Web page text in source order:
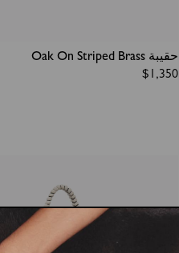
حقيبة Oak On Striped Brass
Regular
$1,350